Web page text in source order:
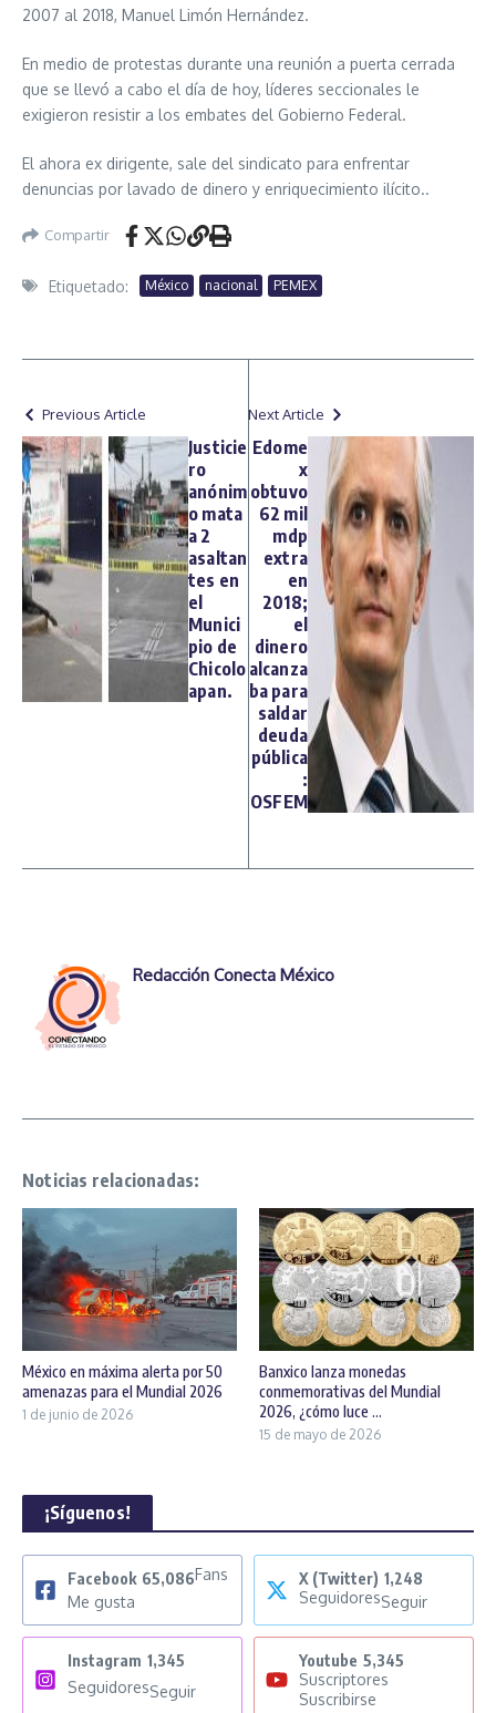
2007 al 2018, Manuel Limón Hernández.
En medio de protestas durante una reunión a puerta cerrada
que se llevó a cabo el día de hoy, líderes seccionales le
exigieron resistir a los embates del Gobierno Federal.
El ahora ex dirigente, sale del sindicato para enfrentar
denuncias por lavado de dinero y enriquecimiento ilícito..
Compartir
Etiquetado: México nacional PEMEX
Previous Article
Justicie
ro
anónim
o mata
a 2
asaltan
tes en
el
Munici
pio de
Chicolo
apan.
Next Article
Edome
x
obtuvo
62 mil
mdp
extra
en
2018;
el
dinero
alcanza
ba para
saldar
deuda
pública
:
OSFEM
Redacción Conecta México
Noticias relacionadas:
México en máxima alerta por 50
amenazas para el Mundial 2026
1 de junio de 2026
Banxico lanza monedas
conmemorativas del Mundial
2026, ¿cómo luce ...
15 de mayo de 2026
¡Síguenos!
Facebook 65,086Fans
Me gusta
X (Twitter) 1,248
SeguidoresSeguir
Instagram 1,345
SeguidoresSeguir
Youtube 5,345
Suscriptores
Suscribirse